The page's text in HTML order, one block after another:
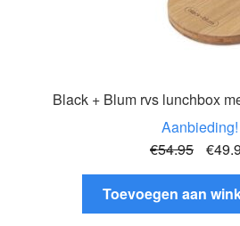
Black + Blum rvs lunchbox
Aanbieding!
€54.95
prijs
was:
€
Toevoegen aan